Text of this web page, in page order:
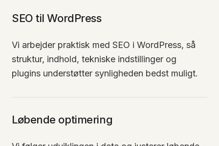
SEO til WordPress
Vi arbejder praktisk med SEO i WordPress, så
struktur, indhold, tekniske indstillinger og
plugins understøtter synligheden bedst muligt.
Løbende optimering